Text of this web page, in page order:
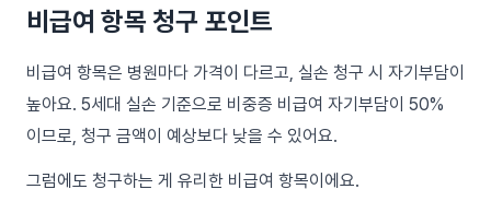
비급여 항목 청구 포인트
비급여 항목은 병원마다 가격이 다르고, 실손 청구 시 자기부담이
높아요. 5세대 실손 기준으로 비중증 비급여 자기부담이 50%
이므로, 청구 금액이 예상보다 낮을 수 있어요.
그럼에도 청구하는 게 유리한 비급여 항목이에요.